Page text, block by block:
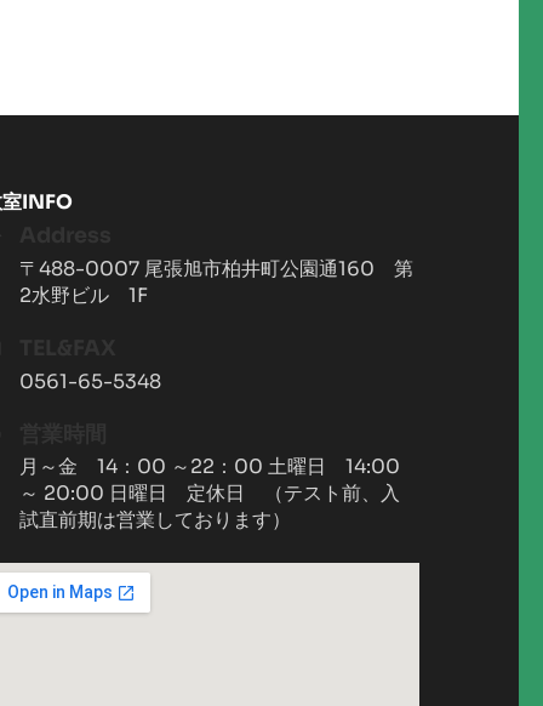
INFO
〒488-0007 尾張旭市柏井町公園通160 第
2水野ビル 1F
0561-65-5348
月～金 14：00 ～22：00 土曜日 14:00
～ 20:00 日曜日 定休日 （テスト前、入
試直前期は営業しております）